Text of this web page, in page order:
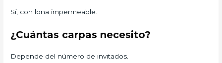
Sí, con lona impermeable.
¿Cuántas carpas necesito?
Depende del número de invitados.